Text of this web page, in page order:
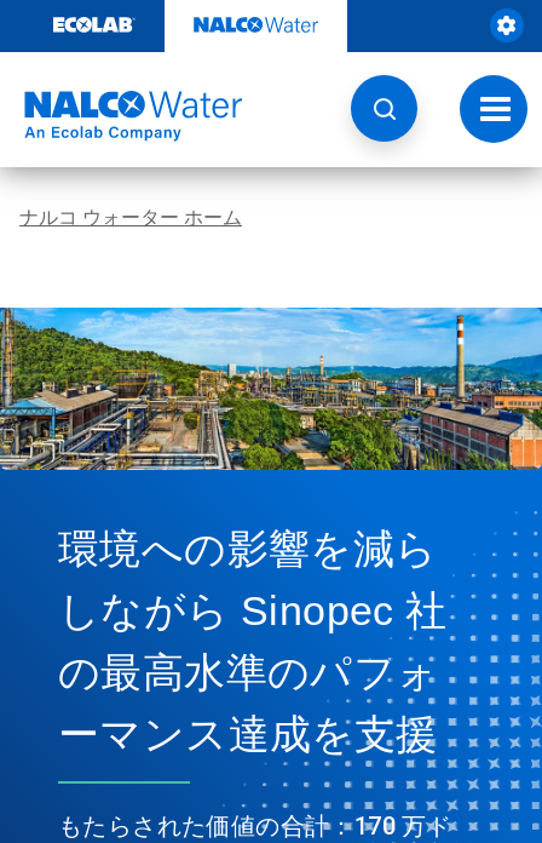
テ
る
ト
グ
ル
ナ
ン
ナルコ ウォーター ホーム
環境への影響を減ら
しながら Sinopec 社
の最高水準のパフォ
ーマンス達成を支援
もたらされた価値の合計：170 万ド